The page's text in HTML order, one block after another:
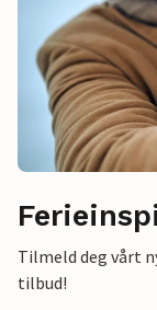
Tilmeld deg vårt
tilbud!